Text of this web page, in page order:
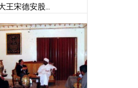
王宋德安股...